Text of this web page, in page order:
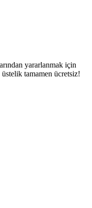
yararlanmak için
tamamen ücretsiz!